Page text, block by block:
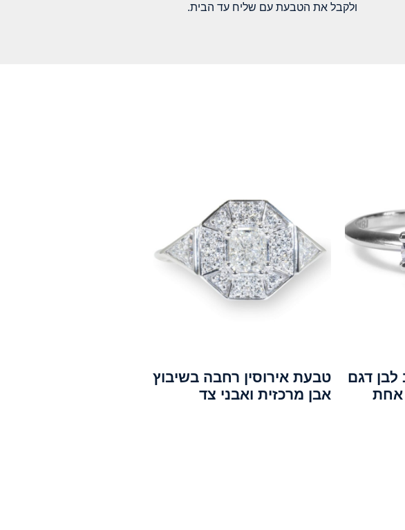
ולקבל את הטבעת עם שליח עד הבית.
לבן דגם
אחת
טבעת אירוסין רחבה בשיבוץ
אבן מרכזית ואבני צד